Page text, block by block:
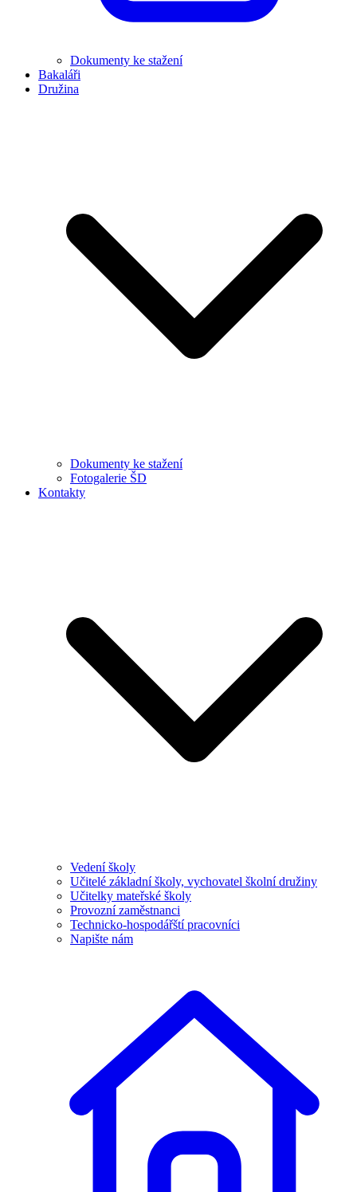
Dokumenty ke stažení
Bakaláři
Družina
Dokumenty ke stažení
Fotogalerie ŠD
Kontakty
Vedení školy
Učitelé základní školy, vychovatel školní družiny
Učitelky mateřské školy
Provozní zaměstnanci
Technicko-hospodářští pracovníci
Napište nám